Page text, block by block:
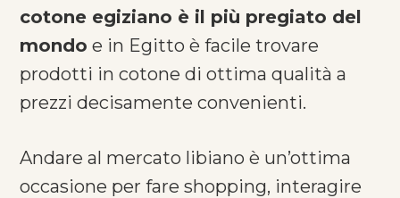
cotone egiziano è il più pregiato del
mondo e in Egitto è facile trovare
prodotti in cotone di ottima qualità a
prezzi decisamente convenienti.
Andare al mercato libiano è un’ottima
occasione per fare shopping, interagire